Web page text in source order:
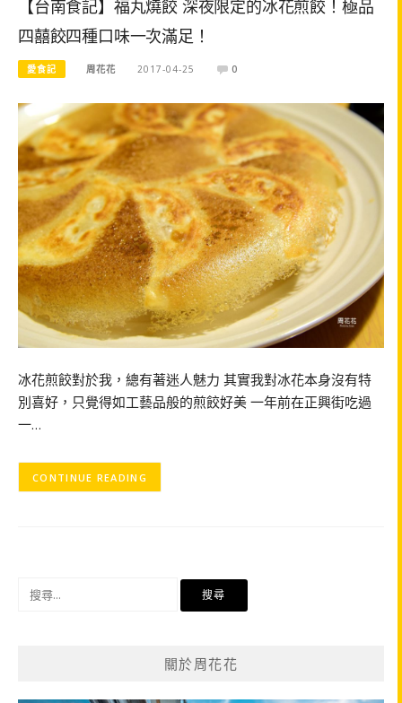
【台南食記】福丸燒餃 深夜限定的冰花煎餃！極品
四囍餃四種口味一次滿足！
愛食記 周花花 2017-04-25 0
冰花煎餃對於我，總有著迷人魅力 其實我對冰花本身沒有特
別喜好，只覺得如工藝品般的煎餃好美 一年前在正興街吃過
一…
CONTINUE READING
關於周花花